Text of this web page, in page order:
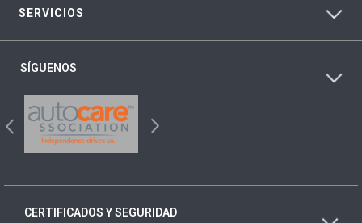
SERVICIOS
SÍGUENOS
CERTIFICADOS Y SEGURIDAD